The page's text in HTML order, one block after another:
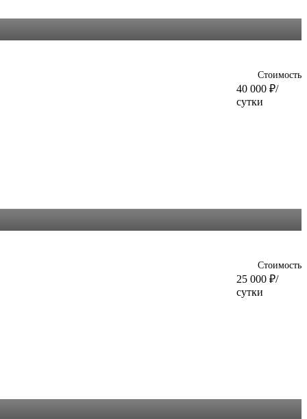
Стоимость
40 000 ₽/
сутки
Стоимость
25 000 ₽/
сутки